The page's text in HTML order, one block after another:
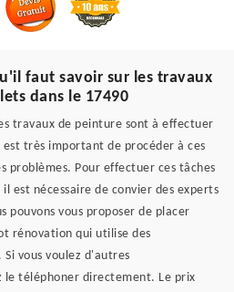
faut savoir sur les travaux
dans le 17490
travaux de peinture sont à effectuer
très important de procéder à ces
problèmes. Pour effectuer ces tâches
est nécessaire de convier des experts
pouvons vous proposer de placer
rénovation qui utilise des
vous voulez d'autres
le téléphoner directement. Le prix